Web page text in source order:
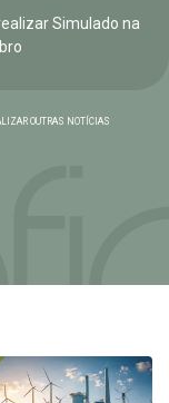
Simulado na
OUTRAS NOTÍCIAS